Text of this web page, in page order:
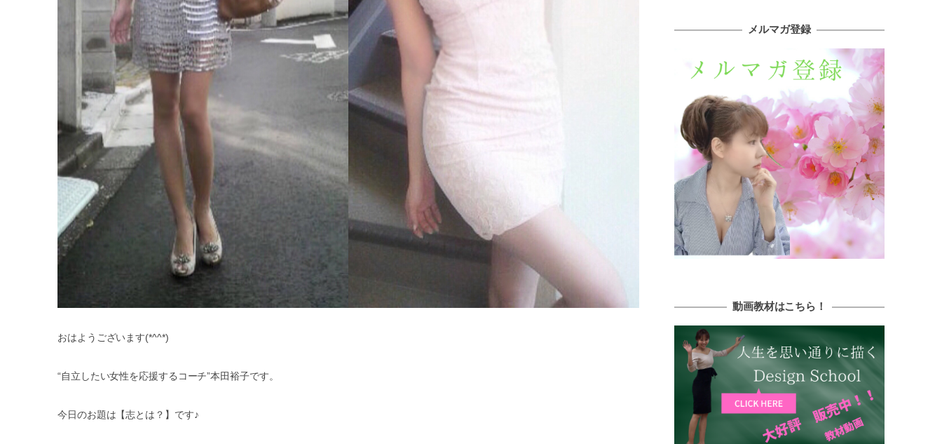
おはようございます(*^^*)
“自立したい女性を応援するコーチ”本田裕子です。
今日のお題は【志とは？】です♪
メルマガ登録
動画教材はこちら！